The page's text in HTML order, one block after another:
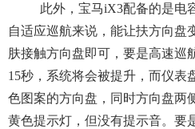
此外，宝马iX3配备的是电
自适应巡航来说，能让扶方向盘
肤接触方向盘即可，要是高速巡
15秒，系统将会被提升，而仪表
色图案的方向盘，同时方向盘两
黄色提示灯，但没有提示音。要